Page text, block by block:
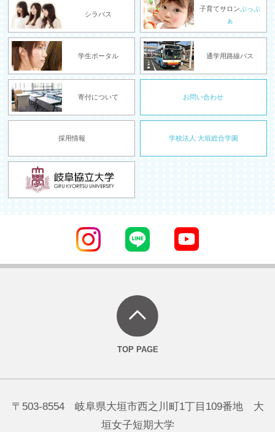
シラバス
子育てサロンぷっぷ
ぁ
学生ポータル 通学用路線バス
寄付について お問い合わせ
採用情報 学校法人 大垣総合学園
〒503-8554 岐阜県大垣市西之川町1丁目109番地 大
垣女子短期大学